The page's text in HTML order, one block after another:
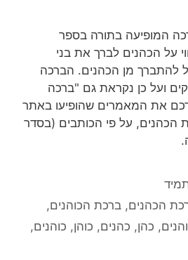
המופיעה בתורה בספר
על הכהנים לברך את בני
להתברך מן הכהנים. הברכה
ועל כן נקראת גם "ברכה
את המאמרים שהופיעו באתר
הכהנים, על פי הכותבים (בסדר
הכהנים,ברכת הכוהנים,
, כהן, כהנים, כוהן, כוהנים,